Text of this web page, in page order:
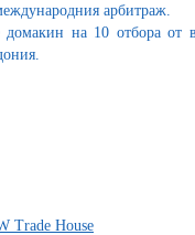
арбитраж.
на 10 отбора от
Trade House